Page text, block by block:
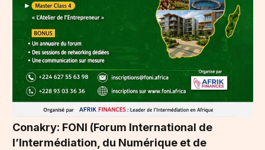
Conakry: FONI (Forum International de
l’Intermédiation, du Numérique et de